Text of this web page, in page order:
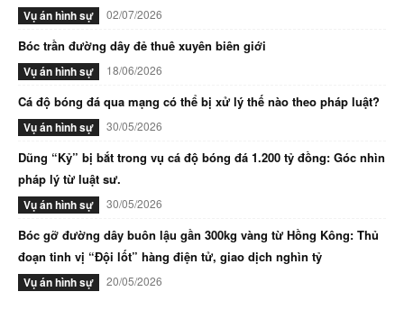
Vụ án hình sự 02/07/2026
Bóc trần đường dây đẻ thuê xuyên biên giới
Vụ án hình sự 18/06/2026
Cá độ bóng đá qua mạng có thể bị xử lý thế nào theo pháp luật?
Vụ án hình sự 30/05/2026
Dũng “Kỷ” bị bắt trong vụ cá độ bóng đá 1.200 tỷ đồng: Góc nhìn
pháp lý từ luật sư.
Vụ án hình sự 30/05/2026
Bóc gỡ đường dây buôn lậu gần 300kg vàng từ Hồng Kông: Thủ
đoạn tinh vị “Đội lốt” hàng điện tử, giao dịch nghìn tỷ
Vụ án hình sự 20/05/2026